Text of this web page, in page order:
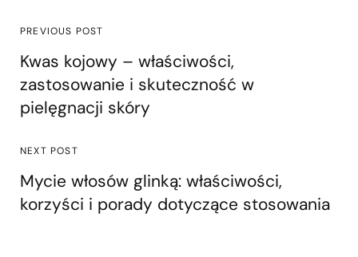
PREVIOUS POST
Kwas kojowy – właściwości,
zastosowanie i skuteczność w
pielęgnacji skóry
NEXT POST
Mycie włosów glinką: właściwości,
korzyści i porady dotyczące stosowania